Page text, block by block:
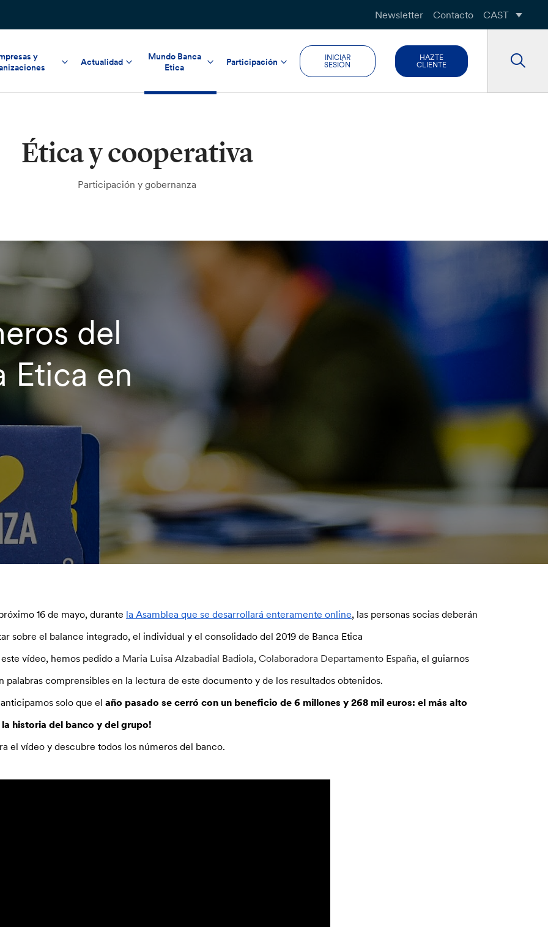
Newsletter Contacto CAST
y
Actualidad
Mundo Banca
Etica
Participación
INICIAR
SESIÓN
HAZTE
CLIENTE
Ética y cooperativa
Participación y gobernanza
del
Etica en
16 de mayo, durante la Asamblea que se desarrollará enteramente online, las personas socias deberán
sobre el balance integrado, el individual y el consolidado del 2019 de Banca Etica
este vídeo, hemos pedido a Maria Luisa Alzabadial Badiola, Colaboradora Departamento España, el guiarnos
palabras comprensibles en la lectura de este documento y de los resultados obtenidos.
solo que el año pasado se cerró con un beneficio de 6 millones y 268 mil euros: el más alto
la historia del banco y del grupo!
el vídeo y descubre todos los números del banco.